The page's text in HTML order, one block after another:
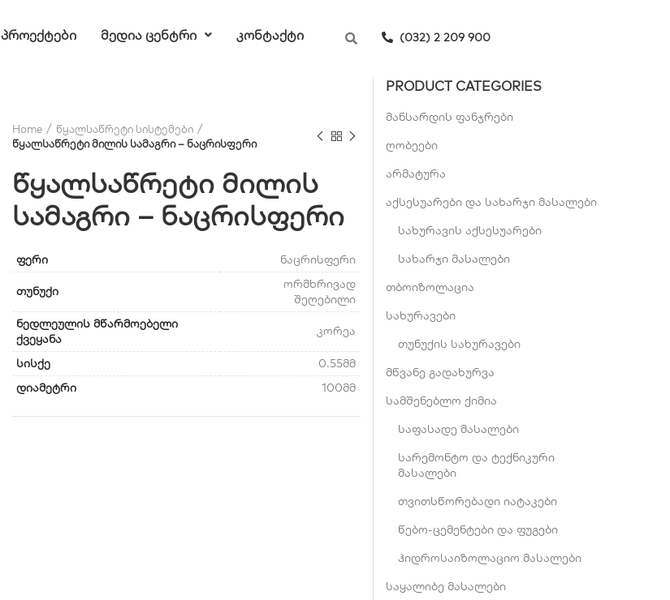
პროექტები მედია ცენტრი კონტაქტი (032) 2 209 900
Home
წყალსაწრეტი სისტემები
წყალსაწრეტი მილის სამაგრი – ნაცრისფერი
წყალსაწრეტი მილის
სამაგრი – ნაცრისფერი
ფერი ნაცრისფერი
თუნუქი
ორმხრივად
შეღებილი
ნედლეულის მწარმოებელი
ქვეყანა
კორეა
სისქე
0.55მმ
დიამეტრი
100მმ
PRODUCT CATEGORIES
მანსარდის ფანჯრები
ღობეები
არმატურა
აქსესუარები და სახარჯი მასალები
სახურავის აქსესუარები
სახარჯი მასალები
თბოიზოლაცია
სახურავები
თუნუქის სახურავები
მწვანე გადახურვა
სამშენებლო ქიმია
საფასადე მასალები
სარემონტო და ტექნიკური
მასალები
თვითსწორებადი იატაკები
წებო-ცემენტები და ფუგები
ჰიდროსაიზოლაციო მასალები
საყალიბე მასალები